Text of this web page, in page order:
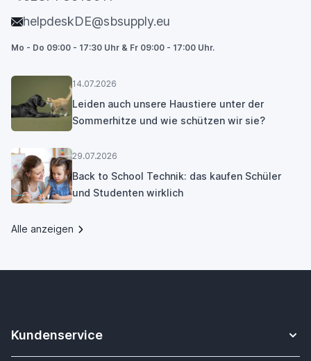
helpdeskDE@sbsupply.eu
Mo - Do 09:00 - 17:30 Uhr & Fr 09:00 - 17:00 Uhr.
14.07.2026
Leiden auch unsere Haustiere unter der
Sommerhitze und wie schützen wir sie?
29.07.2026
Back to School Technik: das kaufen Schüler
und Studenten wirklich
Alle anzeigen
Kundenservice